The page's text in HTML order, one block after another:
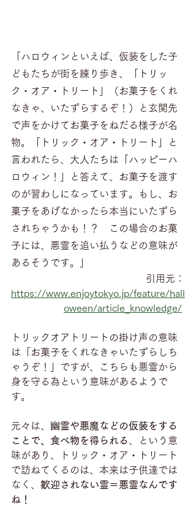
「ハロウィンといえば、仮装をした子
どもたちが街を練り歩き、「トリッ
ク・オア・トリート」（お菓子をくれ
なきゃ、いたずらするぞ！）と玄関先
で声をかけてお菓子をねだる様子が名
物。「トリック・オア・トリート」と
言われたら、大人たちは「ハッピーハ
ロウィン！」と答えて、お菓子を渡す
のが習わしになっています。もし、お
菓子をあげなかったら本当にいたずら
されちゃうかも！？　この場合のお菓
子には、悪霊を追い払うなどの意味が
あるそうです。」
引用元：
https://www.enjoytokyo.jp/feature/hall
oween/article_knowledge/
トリックオアトリートの掛け声の意味
は「お菓子をくれなきゃいたずらしち
ゃうぞ！」ですが、こちらも悪霊から
身を守る為という意味があるようで
す。
元々は、
幽霊や悪魔などの仮装をする
ことで、食べ物を得られる
、という意
味があり、トリック・オア・トリート
で訪ねてくるのは、本来は子供達では
なく、 歓迎されない霊＝悪霊なんです
ね！